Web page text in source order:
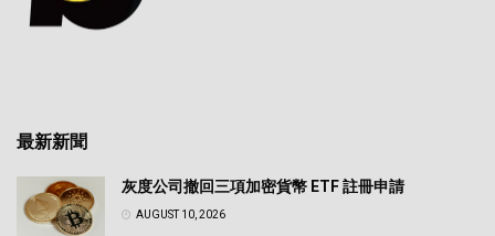
最新新聞
灰度公司撤回三項加密貨幣 ETF 註冊申請
AUGUST 10, 2026